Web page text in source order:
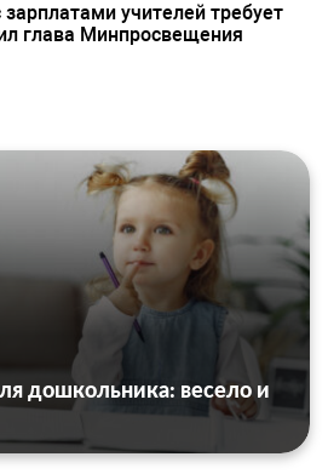
учителей требует
глава Минпросвещения
дошкольника: весело и